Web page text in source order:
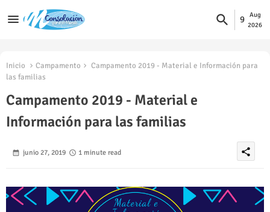
9
Aug
2026
Inicio Campamento
Campamento 2019 - Material e Información para
las familias
Campamento 2019 - Material e
Información para las familias
junio 27, 2019 1 minute read share